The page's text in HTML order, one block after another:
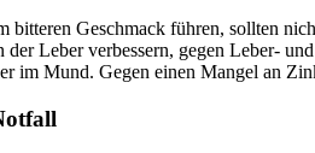
bitteren Geschmack führen, sollten
der Leber verbessern, gegen Leber-
im Mund. Gegen einen Mangel an